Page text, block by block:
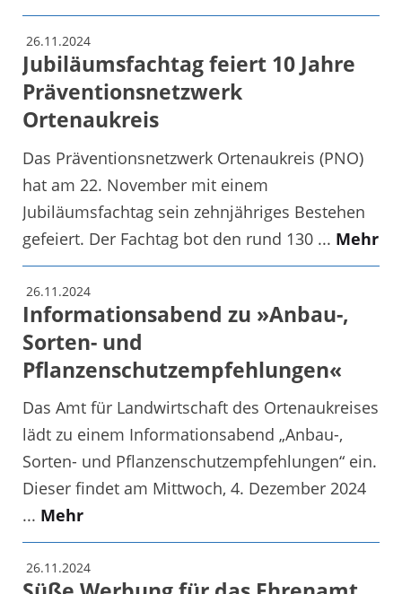
26.11.2024
Jubiläumsfachtag feiert 10 Jahre
Präventionsnetzwerk
Ortenaukreis
Das Präventionsnetzwerk Ortenaukreis (PNO)
hat am 22. November mit einem
Jubiläumsfachtag sein zehnjähriges Bestehen
gefeiert. Der Fachtag bot den rund 130 ... Mehr
26.11.2024
Informationsabend zu »Anbau-,
Sorten- und
Pflanzenschutzempfehlungen«
Das Amt für Landwirtschaft des Ortenaukreises
lädt zu einem Informationsabend „Anbau-,
Sorten- und Pflanzenschutzempfehlungen“ ein.
Dieser findet am Mittwoch, 4. Dezember 2024
... Mehr
26.11.2024